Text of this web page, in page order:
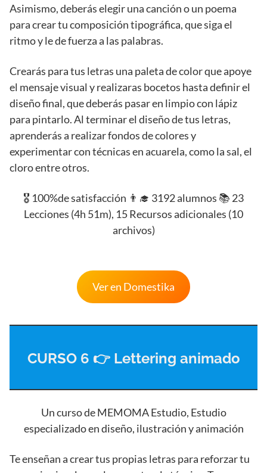
Asimismo, deberás elegir una canción o un poema
para crear tu composición tipográfica, que siga el
ritmo y le de fuerza a las palabras.
Crearás para tus letras una paleta de color que apoye
el mensaje visual y realizaras bocetos hasta definir el
diseño final, que deberás pasar en limpio con lápiz
para pintarlo. Al terminar el diseño de tus letras,
aprenderás a realizar fondos de colores y
experimentar con técnicas en acuarela, como la sal, el
cloro entre otros.
🎖️ 100%de satisfacción 👨‍🎓 3192 alumnos 📚 23
Lecciones (4h 51m), 15 Recursos adicionales (10
archivos)
Ver en Domestika
CURSO 6 👉 Lettering animado
Un curso de MEMOMA Estudio, Estudio
especializado en diseño, ilustración y animación
Te enseñan a crear tus propias letras para reforzar tu